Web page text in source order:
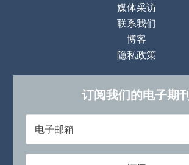
媒体采访
联系我们
博客
隐私政策
订阅我们的电子期刊